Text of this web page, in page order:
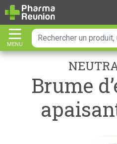
MENU
AFFICHER LA NAVIGATION
Brume